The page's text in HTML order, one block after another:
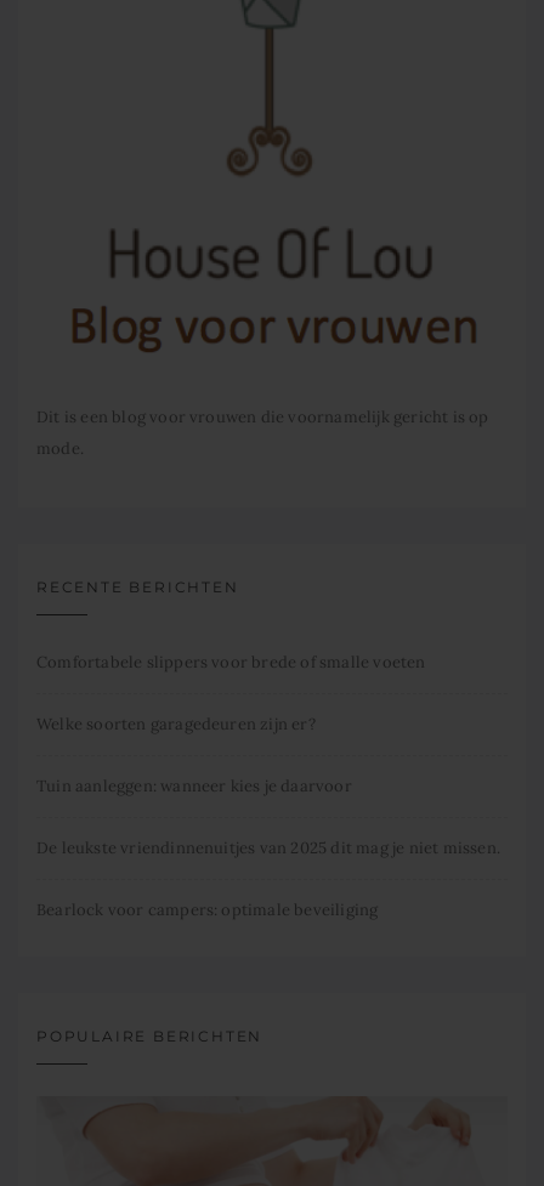
Dit is een blog voor vrouwen die voornamelijk gericht is op
mode.
RECENTE BERICHTEN
Comfortabele slippers voor brede of smalle voeten
Welke soorten garagedeuren zijn er?
Tuin aanleggen: wanneer kies je daarvoor
De leukste vriendinnenuitjes van 2025 dit mag je niet missen.
Bearlock voor campers: optimale beveiliging
POPULAIRE BERICHTEN